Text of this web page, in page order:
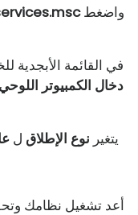
واضغط
في القائمة الأبجدية
دخال الكمبيوتر اللوحي
يتغير نوع الإطلاق ل
أعد تشغيل نظامك